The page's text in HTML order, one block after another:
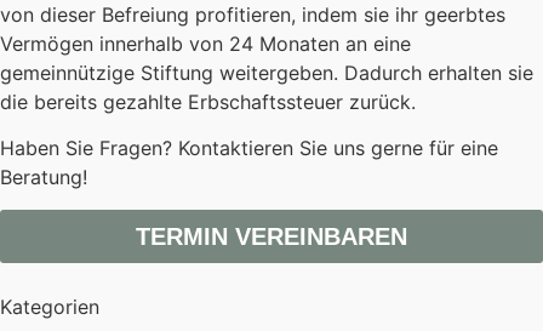
von dieser Befreiung profitieren, indem sie ihr geerbtes
Vermögen innerhalb von 24 Monaten an eine
gemeinnützige Stiftung weitergeben. Dadurch erhalten sie
die bereits gezahlte Erbschaftssteuer zurück.
Haben Sie Fragen? Kontaktieren Sie uns gerne für eine
Beratung!
TERMIN VEREINBAREN
Kategorien